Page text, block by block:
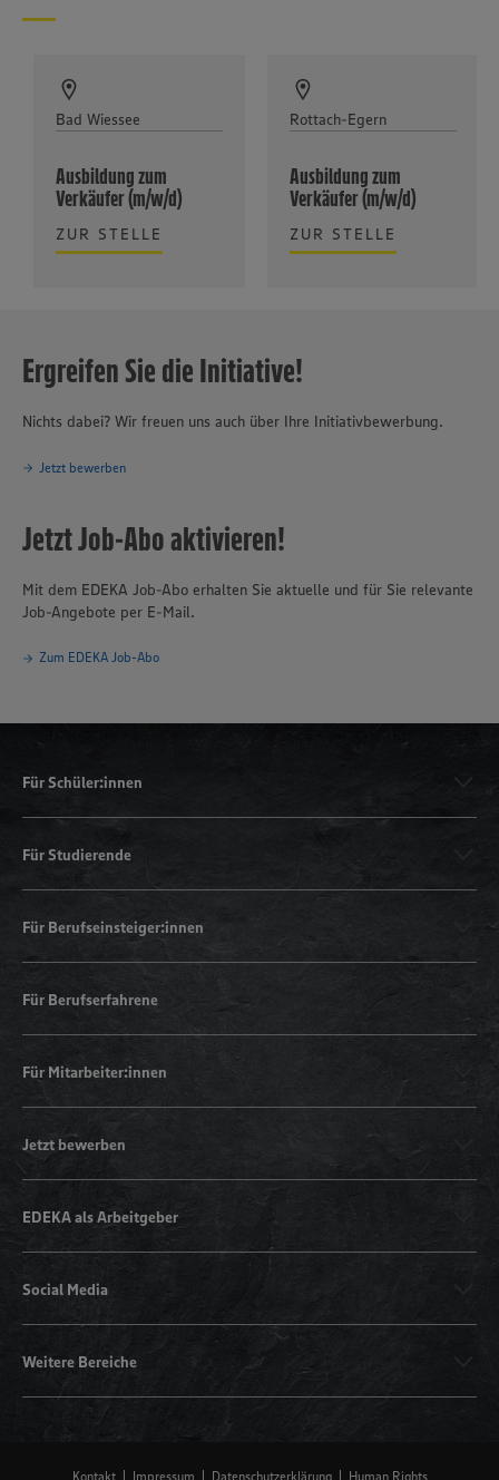
Bad Wiessee
Ausbildung zum
Verkäufer (m/w/d)
ZUR STELLE
Rottach-Egern
Ausbildung zum
Verkäufer (m/w/d)
ZUR STELLE
Ergreifen Sie die Initiative!
Nichts dabei? Wir freuen uns auch über Ihre Initiativbewerbung.
Jetzt bewerben
Jetzt Job-Abo aktivieren!
Mit dem EDEKA Job-Abo erhalten Sie aktuelle und für Sie relevante
Job-Angebote per E-Mail.
Zum EDEKA Job-Abo
Für Schüler:innen
Für Studierende
Für Berufseinsteiger:innen
Für Berufserfahrene
Für Mitarbeiter:innen
Jetzt bewerben
EDEKA als Arbeitgeber
Social Media
Weitere Bereiche
Kontakt Impressum Datenschutzerklärung Human Rights